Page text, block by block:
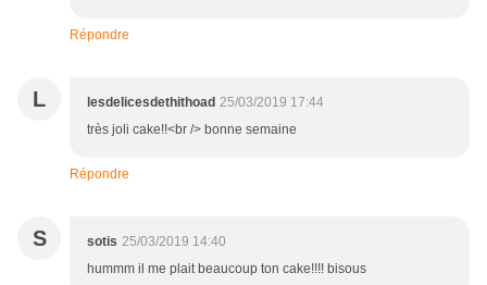
Répondre
L lesdelicesdethithoad 25/03/2019 17:44
très joli cake!!<br /> bonne semaine
Répondre
S sotis 25/03/2019 14:40
hummm il me plait beaucoup ton cake!!!! bisous